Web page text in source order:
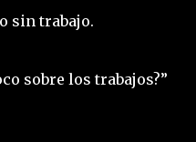
sin trabajo.
sobre los trabajos?”